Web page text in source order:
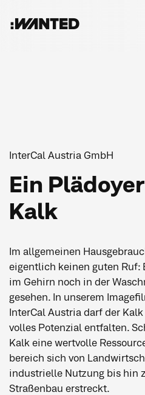
:WANTED
InterCal Austria GmbH
Ein
Kalk
Im allgemeinen
eigentlich keinen guten Ruf:
im Gehirn noch in der Wasch
gesehen. In unserem
InterCal Austria darf der
volles Potenzial entfalten.
Kalk eine wertvolle
bereich sich von Land
industrielle Nutzung bis hin
Straßen bau erstreckt.